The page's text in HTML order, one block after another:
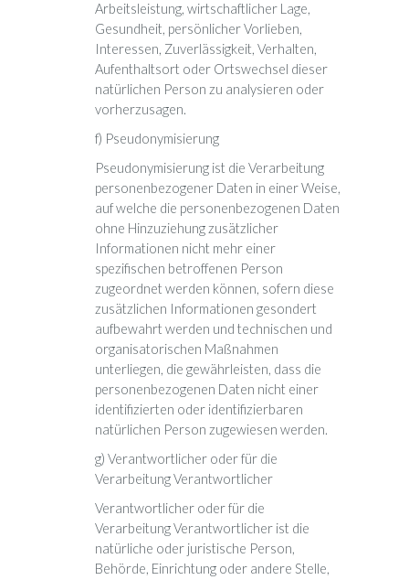
Arbeitsleistung, wirtschaftlicher Lage,
Gesundheit, persönlicher Vorlieben,
Interessen, Zuverlässigkeit, Verhalten,
Aufenthaltsort oder Ortswechsel dieser
natürlichen Person zu analysieren oder
vorherzusagen.
f) Pseudonymisierung
Pseudonymisierung ist die Verarbeitung
personenbezogener Daten in einer Weise,
auf welche die personenbezogenen Daten
ohne Hinzuziehung zusätzlicher
Informationen nicht mehr einer
spezifischen betroffenen Person
zugeordnet werden können, sofern diese
zusätzlichen Informationen gesondert
aufbewahrt werden und technischen und
organisatorischen Maßnahmen
unterliegen, die gewährleisten, dass die
personenbezogenen Daten nicht einer
identifizierten oder identifizierbaren
natürlichen Person zugewiesen werden.
g) Verantwortlicher oder für die
Verarbeitung Verantwortlicher
Verantwortlicher oder für die
Verarbeitung Verantwortlicher ist die
natürliche oder juristische Person,
Behörde, Einrichtung oder andere Stelle,